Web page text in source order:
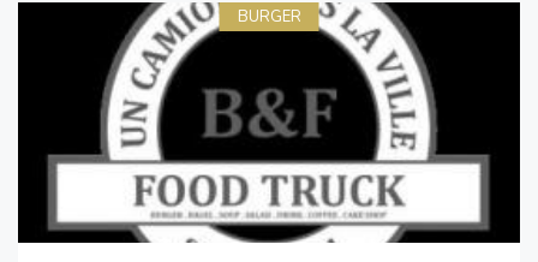
BURGER